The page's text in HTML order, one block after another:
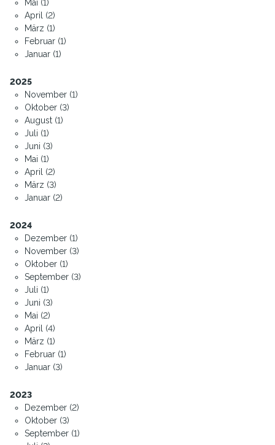
Mai (1)
April (2)
März (1)
Februar (1)
Januar (1)
2025
November (1)
Oktober (3)
August (1)
Juli (1)
Juni (3)
Mai (1)
April (2)
März (3)
Januar (2)
2024
Dezember (1)
November (3)
Oktober (1)
September (3)
Juli (1)
Juni (3)
Mai (2)
April (4)
März (1)
Februar (1)
Januar (3)
2023
Dezember (2)
Oktober (3)
September (1)